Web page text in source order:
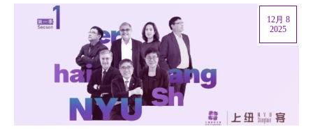
12月 8
2025